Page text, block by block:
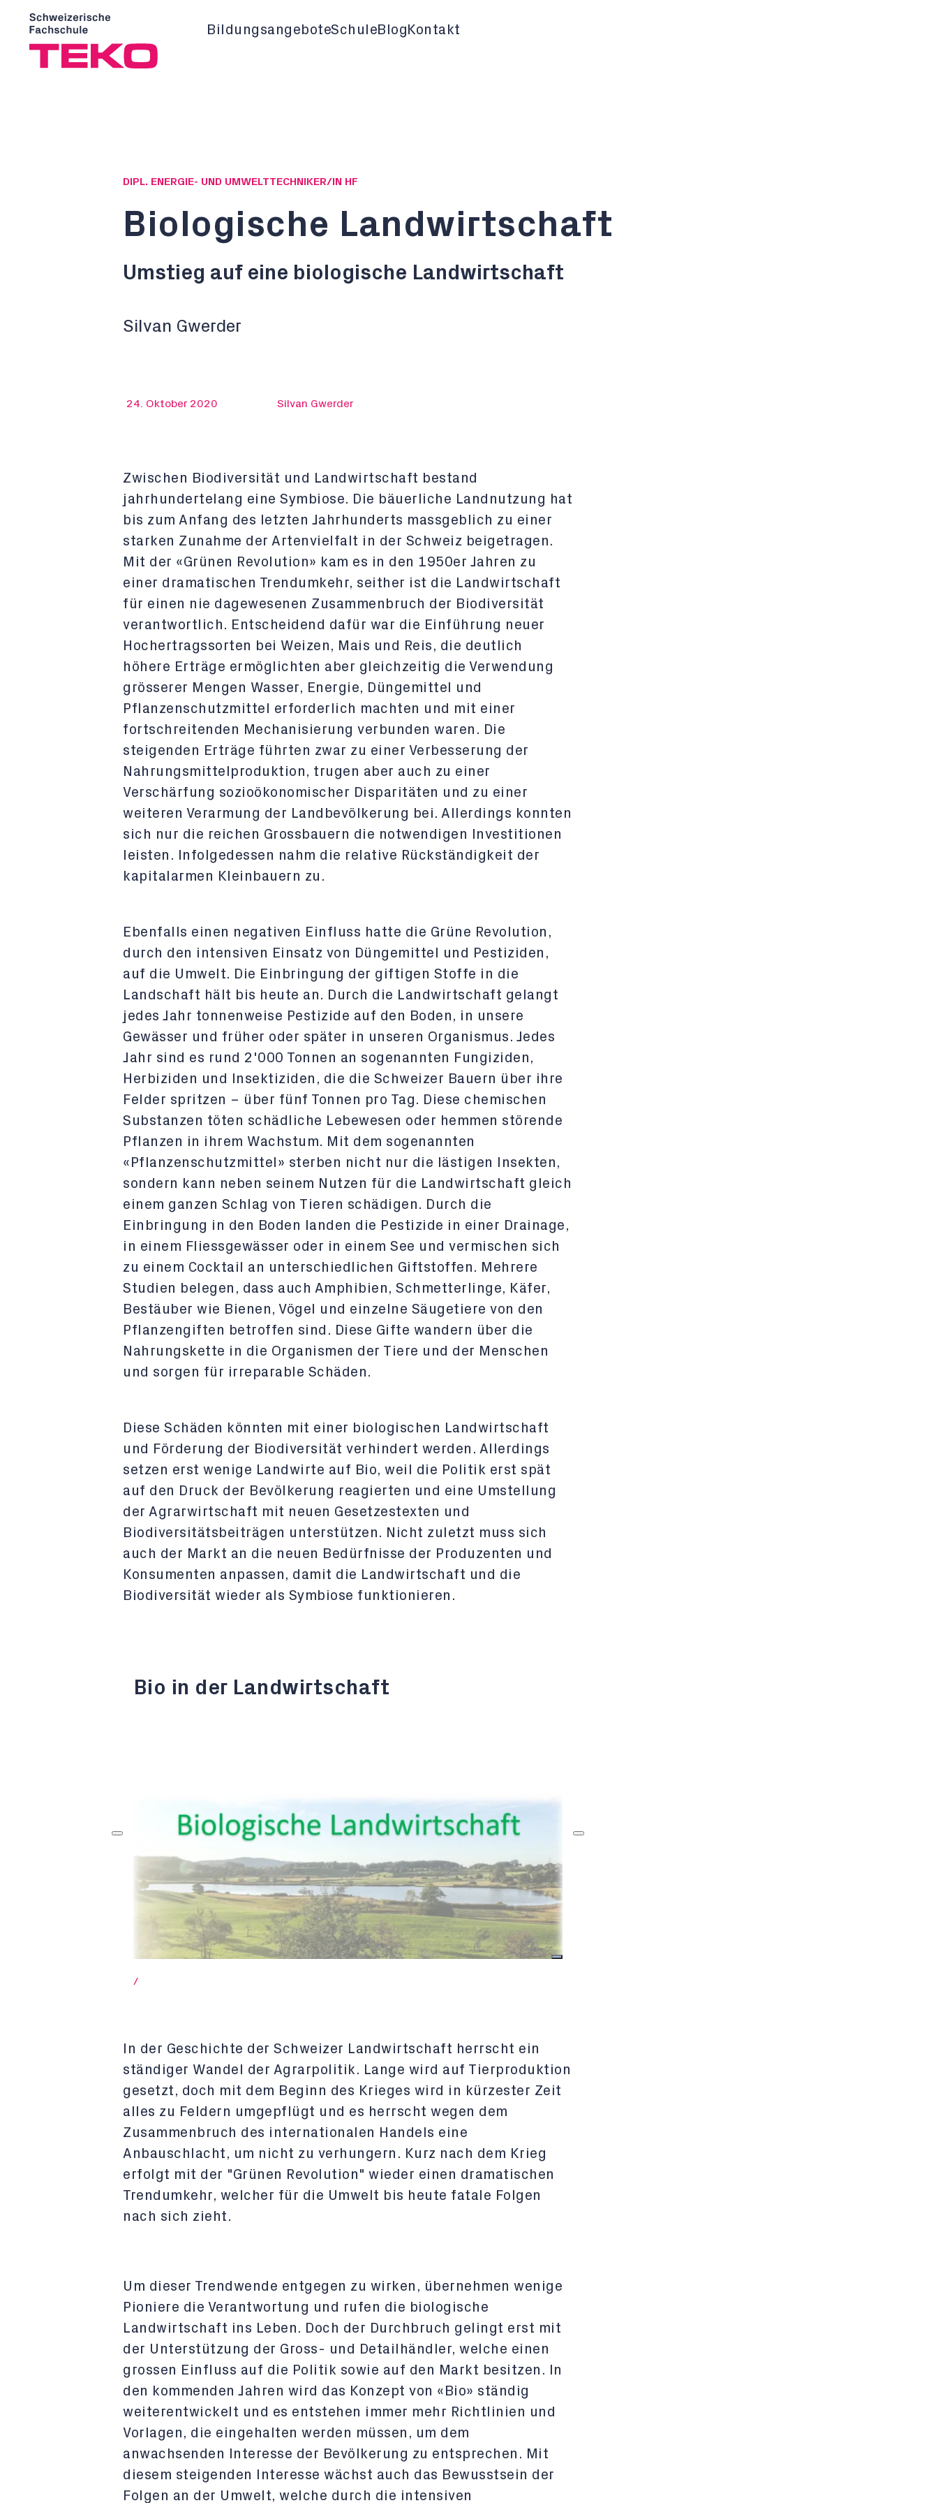
BildungsangeboteSchule Blog Kontakt
DIPL. ENERGIE- UND UMWELTTECHNIKER/IN HF
Biologische Landwirtschaft
Umstieg auf eine biologische Landwirtschaft
Silvan Gwerder
24. Oktober 2020 Silvan Gwerder
Zwischen Biodiversität und Landwirtschaft bestand
jahrhundertelang eine Symbiose. Die bäuerliche Landnutzung hat
bis zum Anfang des letzten Jahrhunderts massgeblich zu einer
starken Zunahme der Artenvielfalt in der Schweiz beigetragen.
Mit der «Grünen Revolution» kam es in den 1950er Jahren zu
einer dramatischen Trendumkehr, seither ist die Landwirtschaft
für einen nie dagewesenen Zusammenbruch der Biodiversität
verantwortlich. Entscheidend dafür war die Einführung neuer
Hochertragssorten bei Weizen, Mais und Reis, die deutlich
höhere Erträge ermöglichten aber gleichzeitig die Verwendung
grösserer Mengen Wasser, Energie, Düngemittel und
Pflanzenschutzmittel erforderlich machten und mit einer
fortschreitenden Mechanisierung verbunden waren. Die
steigenden Erträge führten zwar zu einer Verbesserung der
Nahrungsmittelproduktion, trugen aber auch zu einer
Verschärfung sozioökonomischer Disparitäten und zu einer
weiteren Verarmung der Landbevölkerung bei. Allerdings konnten
sich nur die reichen Grossbauern die notwendigen Investitionen
leisten. Infolgedessen nahm die relative Rückständigkeit der
kapitalarmen Kleinbauern zu.
Ebenfalls einen negativen Einfluss hatte die Grüne Revolution,
durch den intensiven Einsatz von Düngemittel und Pestiziden,
auf die Umwelt. Die Einbringung der giftigen Stoffe in die
Landschaft hält bis heute an. Durch die Landwirtschaft gelangt
jedes Jahr tonnenweise Pestizide auf den Boden, in unsere
Gewässer und früher oder später in unseren Organismus. Jedes
Jahr sind es rund 2'000 Tonnen an sogenannten Fungiziden,
Herbiziden und Insektiziden, die die Schweizer Bauern über ihre
Felder spritzen – über fünf Tonnen pro Tag. Diese chemischen
Substanzen töten schädliche Lebewesen oder hemmen störende
Pflanzen in ihrem Wachstum. Mit dem sogenannten
«Pflanzenschutzmittel» sterben nicht nur die lästigen Insekten,
sondern kann neben seinem Nutzen für die Landwirtschaft gleich
einem ganzen Schlag von Tieren schädigen. Durch die
Einbringung in den Boden landen die Pestizide in einer Drainage,
in einem Fliessgewässer oder in einem See und vermischen sich
zu einem Cocktail an unterschiedlichen Giftstoffen. Mehrere
Studien belegen, dass auch Amphibien, Schmetterlinge, Käfer,
Bestäuber wie Bienen, Vögel und einzelne Säugetiere von den
Pflanzengiften betroffen sind. Diese Gifte wandern über die
Nahrungskette in die Organismen der Tiere und der Menschen
und sorgen für irreparable Schäden.
Diese Schäden könnten mit einer biologischen Landwirtschaft
und Förderung der Biodiversität verhindert werden. Allerdings
setzen erst wenige Landwirte auf Bio, weil die Politik erst spät
auf den Druck der Bevölkerung reagierten und eine Umstellung
der Agrarwirtschaft mit neuen Gesetzestexten und
Biodiversitätsbeiträgen unterstützen. Nicht zuletzt muss sich
auch der Markt an die neuen Bedürfnisse der Produzenten und
Konsumenten anpassen, damit die Landwirtschaft und die
Biodiversität wieder als Symbiose funktionieren.
Bio in der Landwirtschaft
/
In der Geschichte der Schweizer Landwirtschaft herrscht ein
ständiger Wandel der Agrarpolitik. Lange wird auf Tierproduktion
gesetzt, doch mit dem Beginn des Krieges wird in kürzester Zeit
alles zu Feldern umgepflügt und es herrscht wegen dem
Zusammenbruch des internationalen Handels eine
Anbauschlacht, um nicht zu verhungern. Kurz nach dem Krieg
erfolgt mit der "Grünen Revolution" wieder einen dramatischen
Trendumkehr, welcher für die Umwelt bis heute fatale Folgen
nach sich zieht.
Um dieser Trendwende entgegen zu wirken, übernehmen wenige
Pioniere die Verantwortung und rufen die biologische
Landwirtschaft ins Leben. Doch der Durchbruch gelingt erst mit
der Unterstützung der Gross- und Detailhändler, welche einen
grossen Einfluss auf die Politik sowie auf den Markt besitzen. In
den kommenden Jahren wird das Konzept von «Bio» ständig
weiterentwickelt und es entstehen immer mehr Richtlinien und
Vorlagen, die eingehalten werden müssen, um dem
anwachsenden Interesse der Bevölkerung zu entsprechen. Mit
diesem steigenden Interesse wächst auch das Bewusstsein der
Folgen an der Umwelt, welche durch die intensiven